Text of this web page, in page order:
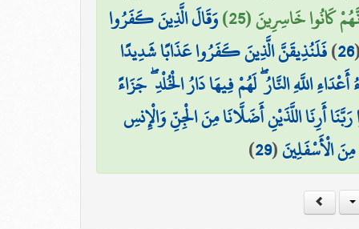
خَاسِرِينَ (25)
وَقَالَ الَّذِينَ كَفَرُوا
26
)فَلَنُذِيقَنَّ الَّذِينَ كَفَرُوا عَذَابًا شَدِيدًا
اللَّهِ النَّارُ ۖ لَهُمْ فِيهَا دَارُ الْخُلْدِ ۖ جَزَاءً
أَرِنَا اللَّذَيْنِ أَضَلَّانَا مِنَ الْجِنِّ وَالْإِنسِ
الْأَسْفَلِينَ(
29
)